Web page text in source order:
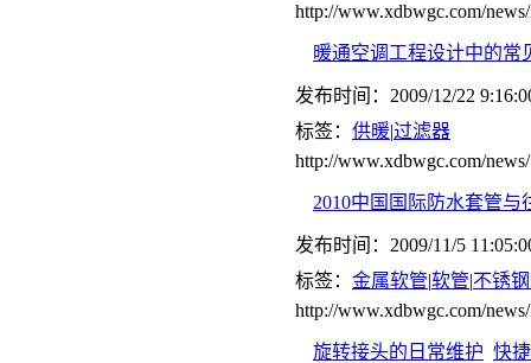
http://www.xdbwgc.com/
暖通空调工程设计中的常
发布时间：2009/12/22
标签： 供暖|过滤器
http://www.xdbwgc.com/
2010中国国际防水套管与
发布时间：2009/11/5
标签： 金属软管|软管|不锈
http://www.xdbwgc.com/
旋转接头的日常维护 快